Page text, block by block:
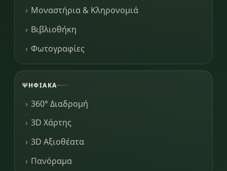
Μοναστήρια & Κληρονομιά
Βιβλιοθήκη
Φωτογραφίες
ΨΗΦΙΑΚΆ
360° Διαδρομή
3D Χάρτης
3D Αξιοθέατα
Πανόραμα